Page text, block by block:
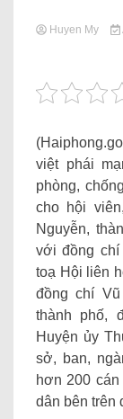
Huyen My
việt phái
phòng,
cho hội
Nguyễn,
với đồng
toạ Hội liên
đồng chí
thành phố,
Huyện ủy
sở, ban,
hơn 200
dân bên trên